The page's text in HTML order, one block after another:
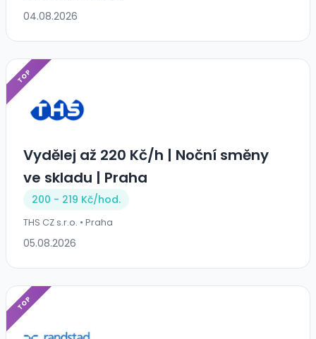
04.08.2026
TOP
Vydělej až 220 Kč/h | Noční směny
ve skladu | Praha
200 - 219 Kč/hod.
THS CZ s.r.o. • Praha
05.08.2026
TOP